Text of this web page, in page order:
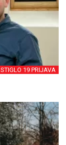
STIGLO 19 PRIJAVA